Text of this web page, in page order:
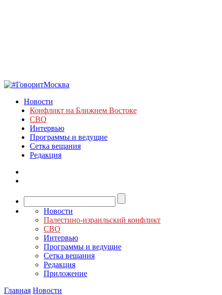
Новости
Конфликт на Ближнем Востоке
СВО
Интервью
Программы и ведущие
Сетка вещания
Редакция
Новости
Палестино-израильский конфликт
СВО
Интервью
Программы и ведущие
Сетка вещания
Редакция
Приложение
Главная Новости